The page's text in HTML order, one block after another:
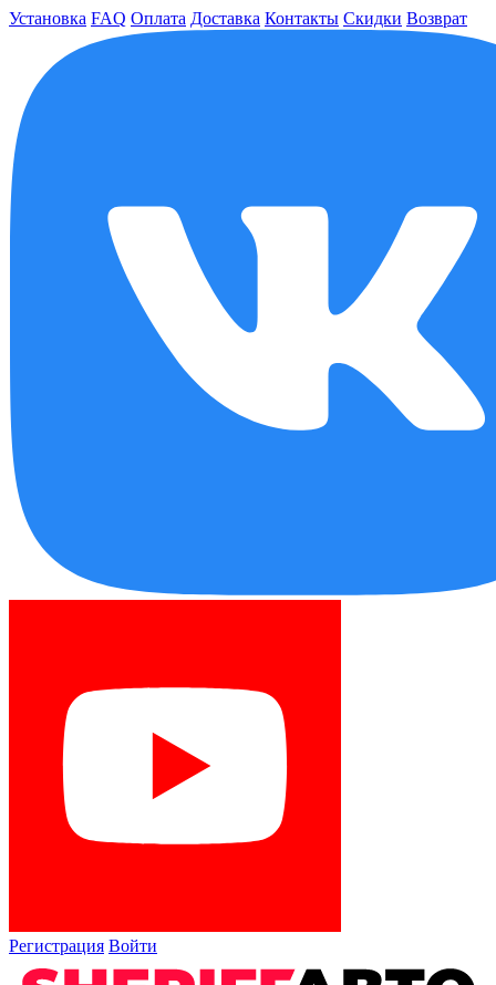
Установка FAQ Оплата Доставка Контакты Скидки Возврат
Регистрация Войти